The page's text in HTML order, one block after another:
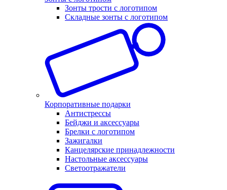
Зонты трости с логотипом
Складные зонты с логотипом
Корпоративные подарки
Антистрессы
Бейджи и аксессуары
Брелки с логотипом
Зажигалки
Канцелярские принадлежности
Настольные аксессуары
Светоотражатели